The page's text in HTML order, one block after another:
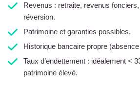
Revenus : retraite, revenus
réversion.
Patrimoine et garanties possibles.
Historique bancaire propre
Taux d’endettement : idéalement <
patrimoine élevé.